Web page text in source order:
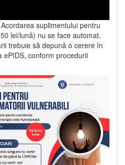
Acordarea suplimentului pentru
lei/lună) nu se face automat.
trebuie să depună o cerere în
ePIDS, conform procedurii